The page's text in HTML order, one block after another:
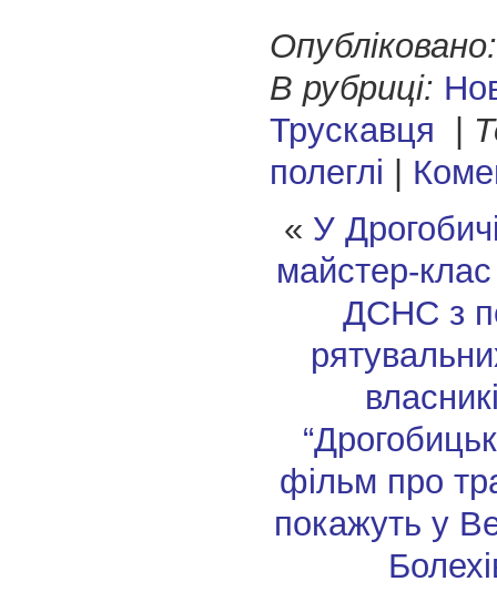
Опубліковано:
В рубриці:
Трускавця
полеглі
« У
майстер-клас
ДСНС з
фільм про
покажуть у